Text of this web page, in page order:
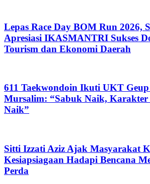
Lepas Race Day BOM Run 2026,
Apresiasi IKASMANTRI Sukses
Tourism dan Ekonomi Daerah
611 Taekwondoin Ikuti UKT
Mursalim: “Sabuk Naik, Karakter
Naik”
Sitti Izzati Aziz Ajak Masyarakat
Kesiapsiagaan Hadapi Bencana
Perda